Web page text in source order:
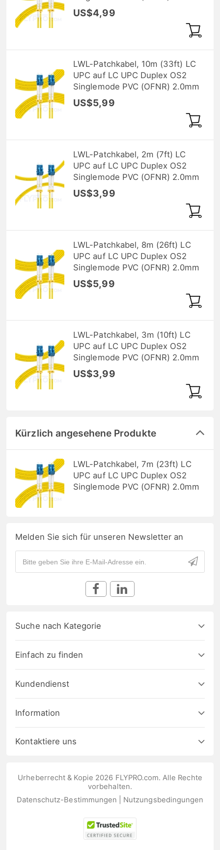
US$4,99
LWL-Patchkabel, 10m (33ft) LC
UPC auf LC UPC Duplex OS2
Singlemode PVC (OFNR) 2.0mm
US$5,99
LWL-Patchkabel, 2m (7ft) LC
UPC auf LC UPC Duplex OS2
Singlemode PVC (OFNR) 2.0mm
US$3,99
LWL-Patchkabel, 8m (26ft) LC
UPC auf LC UPC Duplex OS2
Singlemode PVC (OFNR) 2.0mm
US$5,99
LWL-Patchkabel, 3m (10ft) LC
UPC auf LC UPC Duplex OS2
Singlemode PVC (OFNR) 2.0mm
US$3,99
Kürzlich angesehene Produkte
LWL-Patchkabel, 7m (23ft) LC
UPC auf LC UPC Duplex OS2
Singlemode PVC (OFNR) 2.0mm
Melden Sie sich für unseren Newsletter an
Suche nach Kategorie
Einfach zu finden
Kundendienst
Information
Kontaktiere uns
Urheberrecht & Kopie 2026 FLYPRO.com. Alle Rechte
vorbehalten.
Datenschutz-Bestimmungen
Nutzungsbedingungen